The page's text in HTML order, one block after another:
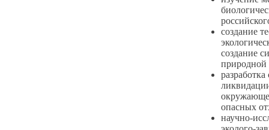
создание
создание
природной
опасных
научно-